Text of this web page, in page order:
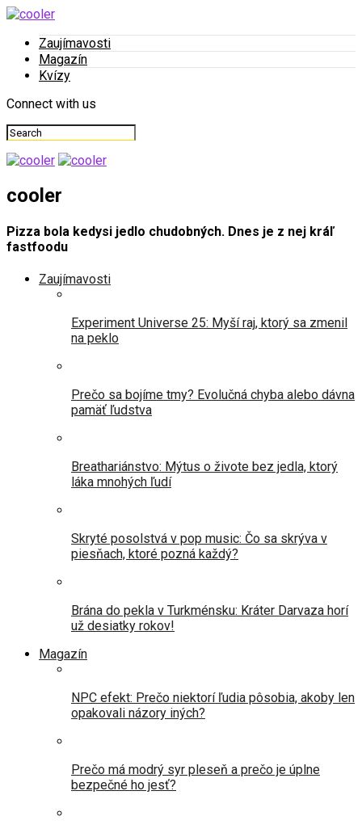
Zaujímavosti
Magazín
Kvízy
Connect with us
cooler
Pizza bola kedysi jedlo chudobných. Dnes je z nej kráľ
fastfoodu
Zaujímavosti
Experiment Universe 25: Myší raj, ktorý sa zmenil
na peklo
Prečo sa bojíme tmy? Evolučná chyba alebo dávna
pamäť ľudstva
Breathariánstvo: Mýtus o živote bez jedla, ktorý
láka mnohých ľudí
Skryté posolstvá v pop music: Čo sa skrýva v
piesňach, ktoré pozná každý?
Brána do pekla v Turkménsku: Kráter Darvaza horí
už desiatky rokov!
Magazín
NPC efekt: Prečo niektorí ľudia pôsobia, akoby len
opakovali názory iných?
Prečo má modrý syr pleseň a prečo je úplne
bezpečné ho jesť?